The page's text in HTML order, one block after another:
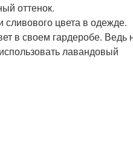
оттенок.
цвета в одежде.
в своем гардеробе. Ведь
лавандовый